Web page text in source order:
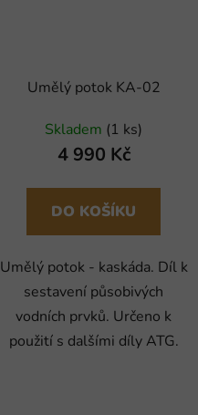
Umělý potok KA-02
Skladem (1 ks)
4 990 Kč
DO KOŠÍKU
Umělý potok - kaskáda. Díl k
sestavení působivých
vodních prvků. Určeno k
použití s dalšími díly ATG.